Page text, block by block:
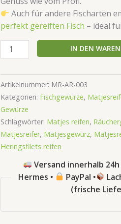
Auch für andere Fischarten
perfekt gereiften Fisch – ideal
IN DEN
Artikelnummer: MR-AR-003
Kategorien: Fischgewürze,
Gewürze
Schlagwörter: Matjes reifen,
Matjesreifer, Matjesgewürz,
Heringsfilets reifen
Versand innerhalb 24h
Hermes •
PayPal •
(frische